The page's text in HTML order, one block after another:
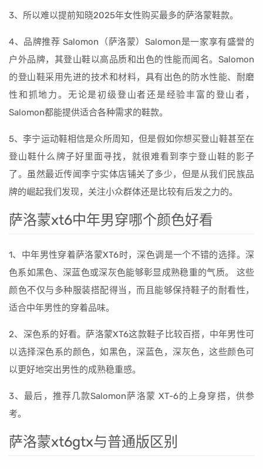
3、所以难以提前知晓2025年女性购买最多的萨洛蒙鞋款。
4、品牌推荐 Salomon（萨洛蒙）Salomon是一家享有盛誉的
户外品牌，其登山鞋以高品质和出色的性能而闻名。Salomon
的登山鞋采用先进的技术和材料，具有出色的防水性能、耐磨
性和抓地力。无论是初级登山者还是经验丰富的登山者，
Salomon都能提供适合各种需求的鞋款。
5、李宁运动鞋相信是众所周知，但是假如你想买登山鞋甚至在
登山鞋什么牌子好里面寻找，就很难看到李宁登山鞋的影子
了。虽然最近传闻李宁实体店铺关了多少，但是从我们民族品
牌的崛起我们发现，关注小众群体还是比较有后发之力的。
萨洛蒙xt6中年男穿哪个颜色好看
1、中年男性穿着萨洛蒙XT6时，深色调是一个不错的选择。深
色系如黑色、深蓝色或深灰色能够彰显成熟稳重的气质。 这些
颜色不仅与多种服装搭配得当，而且能够保持鞋子的耐看性，
适合中年男性的穿着品味。
2、深色系的好看。萨洛蒙XT6这款鞋子比较百搭，中年男性可
以选择深色系的颜色，如黑色，深蓝色，深灰色，这些颜色可
以更好地突出男性的成熟稳重感。
3、最后，推荐几款Salomon萨洛蒙 XT-6的上身穿搭，供参
考。
萨洛蒙xt6gtx与普通版区别